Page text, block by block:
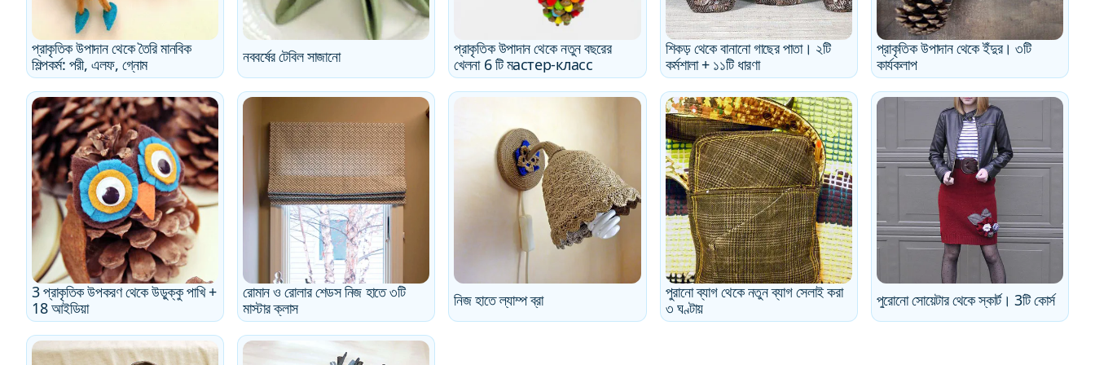
প্রাকৃতিক উপাদান থেকে তৈরি মানবিক
শিল্পকর্ম: পরী, এলফ, গ্নোম
নববর্ষের টেবিল সাজানো
প্রাকৃতিক উপাদান থেকে নতুন বছরের
খেলনা 6 টি মастер-класс
শিকড় থেকে বানানো গাছের পাতা। ২টি
কর্মশালা + ১১টি ধারণা
প্রাকৃতিক উপাদান থেকে ইঁদুর। ৩টি
কার্যকলাপ
3 প্রাকৃতিক উপকরণ থেকে উড়ুক্কু পাখি +
18 আইডিয়া
রোমান ও রোলার শেডস নিজ হাতে ৩টি
মাস্টার ক্লাস
নিজ হাতে ল্যাম্প ব্রা
পুরানো ব্যাগ থেকে নতুন ব্যাগ সেলাই করা
৩ ঘণ্টায়
পুরোনো সোয়েটার থেকে স্কার্ট। 3টি কোর্স